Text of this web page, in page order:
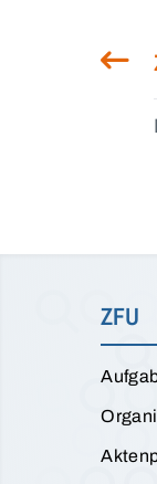
ZFU